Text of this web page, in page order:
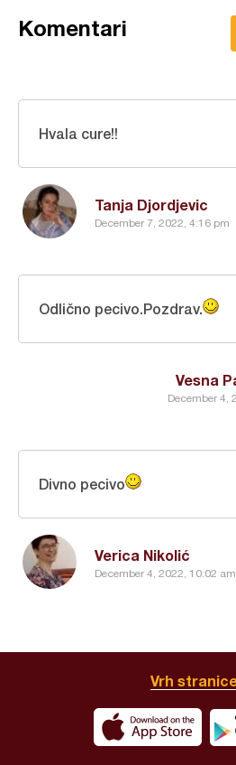
Komentari
Tanja Djordjevic
December 7, 2022, 4:16 pm
Hvala cure!!
Vesna
December 4,
Odlično pecivo.Pozdrav.
Verica Nikolić
December 4, 2022, 10:02 am
Divno pecivo
Vrh